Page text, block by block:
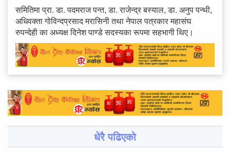
समितिमा प्रा. डा. पदमराज पन्त, डा. राजेन्द्र बस्याल, डा. अनुप पन्थी,
अधिवक्ता गोविन्दप्रसाद मरासिनी तथा नेपाल पत्रकार महासंघ
रुपन्देही का अध्यक्ष दिनेश पाण्डे सदस्यका रूपमा सहभागी थिए।
धेरै पढिएको